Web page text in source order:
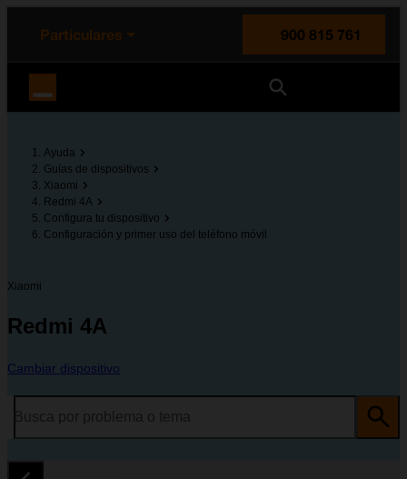
principal
la página
Particulares
900 815 761
Ayuda
Guías de dispositivos
Xiaomi
Redmi 4A
Configura tu dispositivo
Configuración y primer uso del teléfono móvil
Xiaomi
Redmi 4A
Cambiar dispositivo